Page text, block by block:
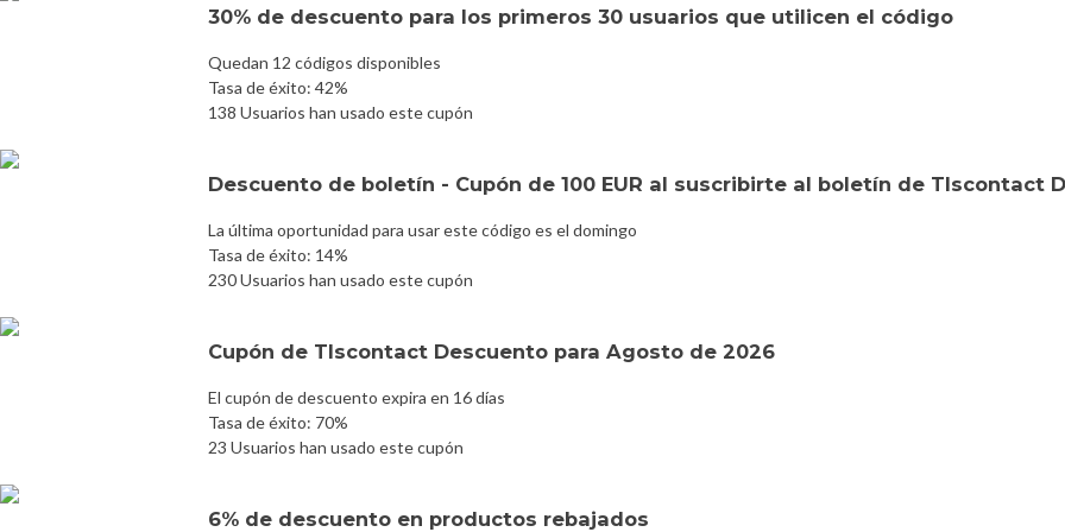
30% de descuento para los primeros 30 usuarios que utilicen el código
Quedan 12 códigos disponibles
Tasa de éxito: 42%
138 Usuarios han usado este cupón
Descuento de boletín - Cupón de 100 EUR al suscribirte al boletín de Tlscontact
La última oportunidad para usar este código es el domingo
Tasa de éxito: 14%
230 Usuarios han usado este cupón
Cupón de Tlscontact Descuento para Agosto de 2026
El cupón de descuento expira en 16 días
Tasa de éxito: 70%
23 Usuarios han usado este cupón
6% de descuento en productos rebajados